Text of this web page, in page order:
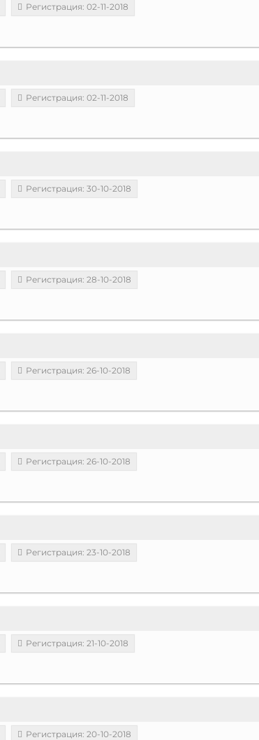
Регистрация: 02-11-2018
Регистрация: 02-11-2018
Регистрация: 30-10-2018
Регистрация: 28-10-2018
Регистрация: 26-10-2018
Регистрация: 26-10-2018
Регистрация: 23-10-2018
Регистрация: 21-10-2018
Регистрация: 20-10-2018